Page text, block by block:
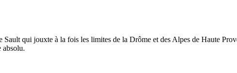
qui jouxte à la fois les limites de la Drôme et des Alpes de Haute
absolu.